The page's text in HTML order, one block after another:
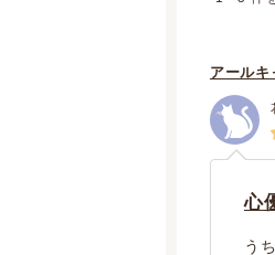
アール
心
う